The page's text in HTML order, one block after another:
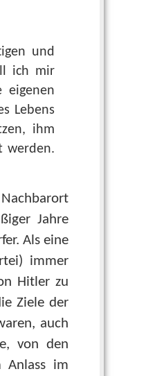
und
ich mir
Lebens
ihm
werden.
Jahre
Als eine
immer
Hitler zu
Ziele der
auch
von den
Anlass im